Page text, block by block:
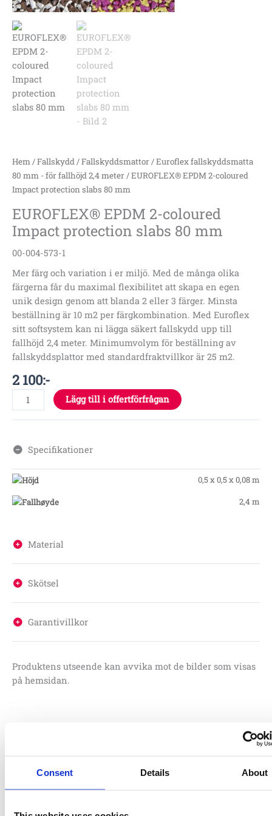
Consent Details About
Hem/Fallskydd/Fallskyddsmattor/Euroflex fallskyddsmatta
80 mm - för fallhöjd 2,4 meter/ EUROFLEX® EPDM 2-coloured
Impact protection slabs 80 mm
EUROFLEX® EPDM 2-coloured
Impact protection slabs 80 mm
00-004-573-1
Mer färg och variation i er miljö. Med de många olika
färgerna får du maximal flexibilitet att skapa en egen
unik design genom att blanda 2 eller 3 färger. Minsta
beställning är 10 m2 per färgkombination. Med Euroflex
sitt softsystem kan ni lägga säkert fallskydd upp till
fallhöjd 2,4 meter. Minimumvolym för beställning av
fallskyddsplattor med standardfraktvillkor är 25 m2.
2 100:-
Lägg till i offertförfrågan
Specifikationer
0,5 x 0,5 x 0,08 m
2,4 m
Material
Skötsel
Garantivillkor
Produktens utseende kan avvika mot de bilder som visas
på hemsidan.
578
577
färgad